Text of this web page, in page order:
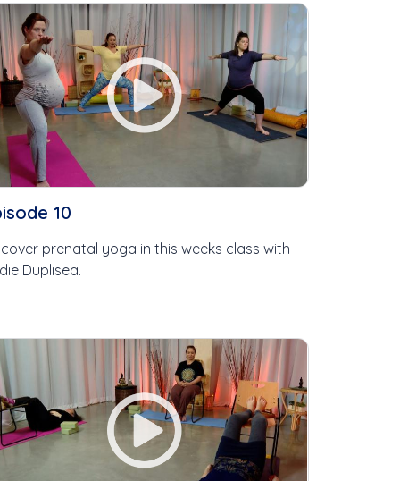
10
prenatal yoga in this weeks class with
Duplisea.